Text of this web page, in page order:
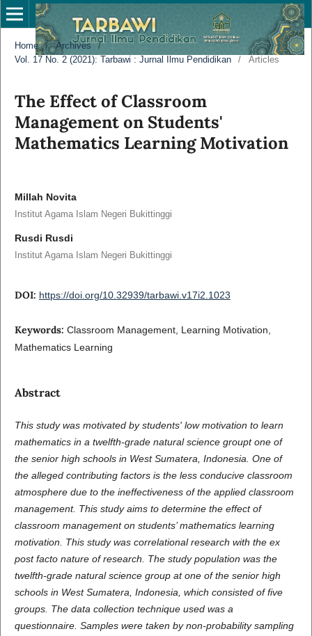
Home / Archives
/
Vol. 17 No. 2 (2021): Tarbawi : Jurnal Ilmu Pendidikan
/ Articles
The Effect of Classroom
Management on Students'
Mathematics Learning Motivation
Millah Novita
Institut Agama Islam Negeri Bukittinggi
Rusdi Rusdi
Institut Agama Islam Negeri Bukittinggi
DOI: https://doi.org/10.32939/tarbawi.v17i2.1023
Keywords: Classroom Management, Learning Motivation,
Mathematics Learning
Abstract
This study was motivated by students' low motivation to learn
mathematics in a twelfth-grade natural science groupt one of
the senior high schools in West Sumatera, Indonesia. One of
the alleged contributing factors is the less conducive classroom
atmosphere due to the ineffectiveness of the applied classroom
management. This study aims to determine the effect of
classroom management on students’ mathematics learning
motivation. This study was correlational research with the ex
post facto nature of research. The study population was the
twelfth-grade natural science group at one of the senior high
schools in West Sumatera, Indonesia, which consisted of five
groups. The data collection technique used was a
questionnaire. Samples were taken by non-probability sampling